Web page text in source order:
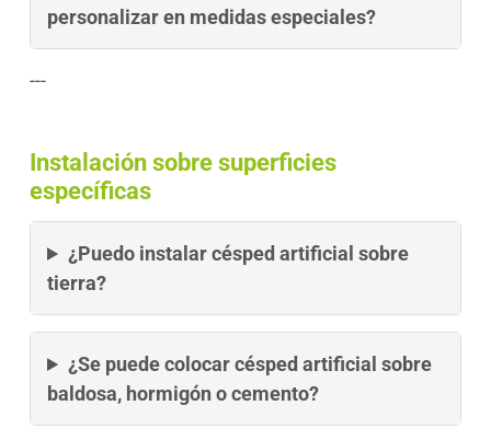
personalizar en medidas especiales?
---
Instalación sobre superficies
específicas
¿Puedo instalar césped artificial sobre
tierra?
¿Se puede colocar césped artificial sobre
baldosa, hormigón o cemento?